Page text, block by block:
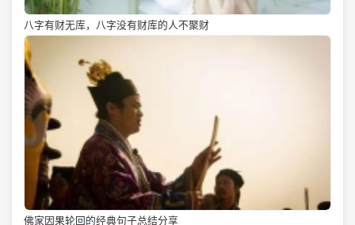
八字有财无库，八字没有财库的人不聚财
佛家因果轮回的经典句子总结分享